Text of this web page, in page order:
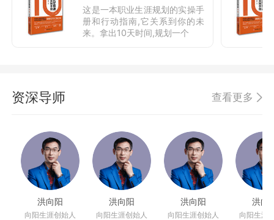
这是一本职业生涯规划的实操手
册和行动指南,它关系到你的未
来。拿出10天时间,规划一个
资深导师 查看更多
洪向阳
向阳生涯创始人
洪向阳
向阳生涯创始人
洪向阳
向阳生涯创始人
洪向
向阳生涯